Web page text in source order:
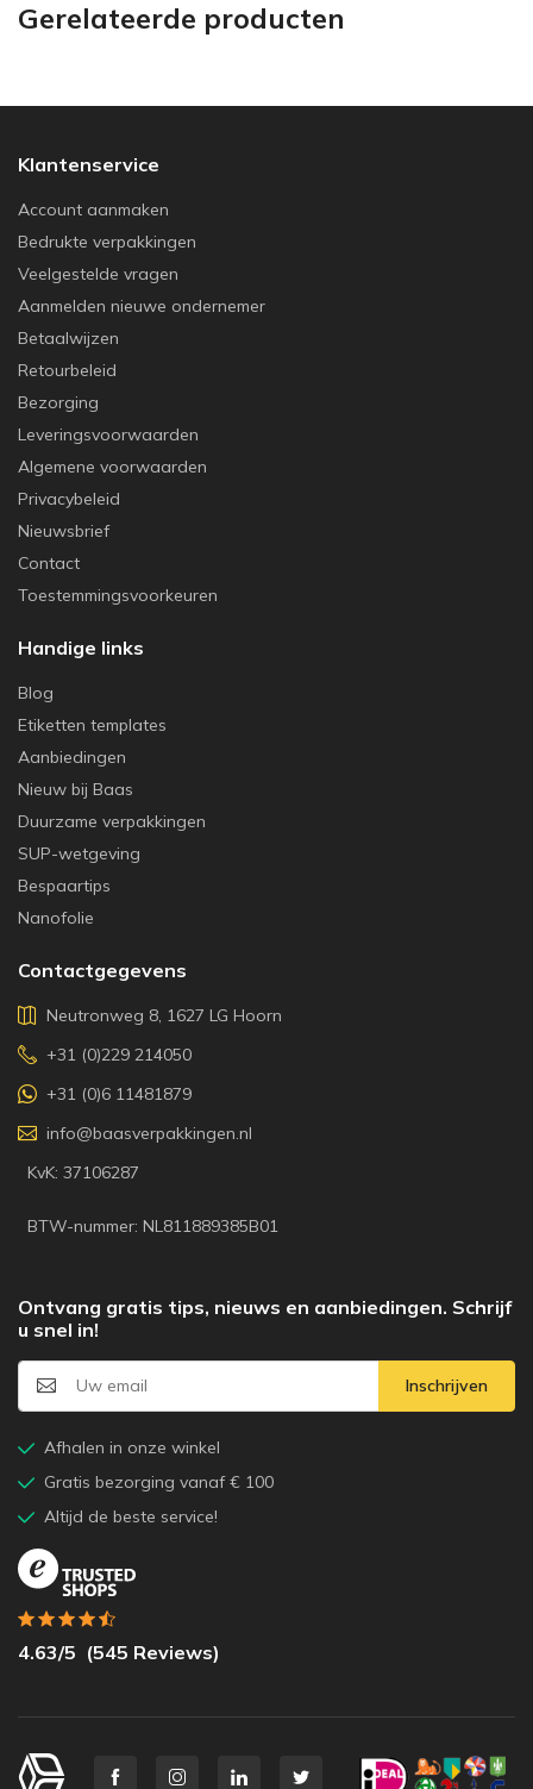
Gerelateerde producten
Klantenservice
Account aanmaken
Bedrukte verpakkingen
Veelgestelde vragen
Aanmelden nieuwe ondernemer
Betaalwijzen
Retourbeleid
Bezorging
Leveringsvoorwaarden
Algemene voorwaarden
Privacybeleid
Nieuwsbrief
Contact
Toestemmingsvoorkeuren
Handige links
Blog
Etiketten templates
Aanbiedingen
Nieuw bij Baas
Duurzame verpakkingen
SUP-wetgeving
Bespaartips
Nanofolie
Contactgegevens
Neutronweg 8, 1627 LG Hoorn
+31 (0)229 214050
+31 (0)6 11481879
info@baasverpakkingen.nl
KvK: 37106287
BTW-nummer: NL811889385B01
Ontvang gratis tips, nieuws en aanbiedingen. Schrijf
u snel in!
Inschrijven
Afhalen in onze winkel
Gratis bezorging vanaf € 100
Altijd de beste service!
4.63/5 (545 Reviews)